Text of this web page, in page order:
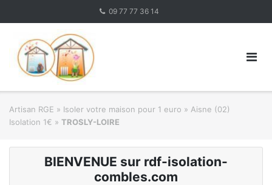
09 77 77 36 14
Artisan RGE » Isoler votre maison pour 1 euro » Aisne (02)
Isolation 1€ » TROSLY-LOIRE
BIENVENUE sur rdf-isolation-
combles.com